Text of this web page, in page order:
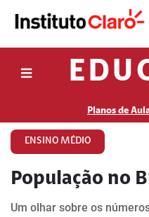
Planos de
ENSINO MÉDIO
População no
Um olhar sobre os